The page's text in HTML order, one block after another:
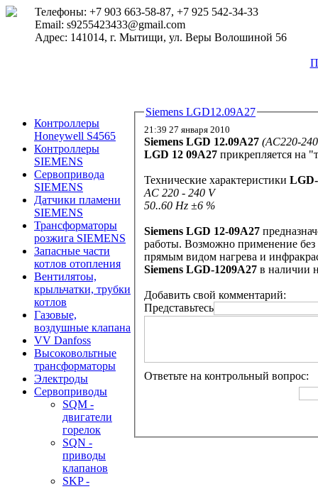
Телефоны: +7 903 663-58-87, +7 925 542-34-33
Email: s9255423433@gmail.com
Адрес: 141014, г. Мытищи, ул. Веры Волошиной 56
Контроллеры
Honeywell S4565
Контроллеры
SIEMENS
Сервопривода
SIEMENS
Датчики пламени
SIEMENS
Трансформаторы
розжига SIEMENS
Запасные части
котлов отопления
Вентилятоы,
крыльчатки, трубки
котлов
Газовые,
воздушные клапана
VV Danfoss
Высоковольтные
трансформаторы
Электроды
Сервоприводы
SQM -
двигатели
горелок
SQN -
приводы
клапанов
SKP -
Siemens LGD12.09A27
21:39 27 января 2010
Siemens LGD 12.09A27 (AC220-
LGD 12 09A27 прикрепляется на
Технические характеристики
AC 220 - 240 V
50..60 Hz ±6 %
Siemens LGD 12-09A27
работы. Возможно применение без
прямым видом нагрева и
Siemens LGD-1209A27 в наличии
Добавить свой комментарий:
Представьтесь
Ответьте на контрольный вопрос: